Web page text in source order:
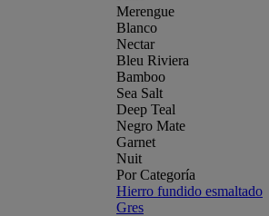
Merengue
Blanco
Nectar
Bleu Riviera
Bamboo
Sea Salt
Deep Teal
Negro Mate
Garnet
Nuit
Por Categoría
Hierro fundido esmaltado
Gres